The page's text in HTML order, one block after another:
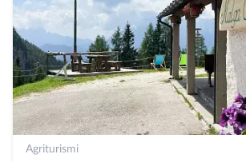
Agriturismi